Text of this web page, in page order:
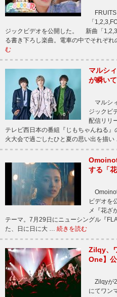
FRUITS
「
ジックビデオを公開した。 新曲「
る書き下ろし楽曲。電車の中でそれぞ
む
マルシ
が瞬い
マルシ
ジックビ
配信リリ
テレビ西日本の番組『じもちゃんねる
火大会で過ごしたひと夏の思い出を描
する「
ビデオを
メ『花ざ
テーマ。7月29日にニューシングル『
た、日に日に大 … 続きを読む
Zilqy、
One】
Zilqyが
にてワン